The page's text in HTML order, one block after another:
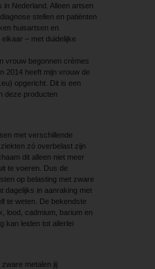
in Nederland. Alleen artsen
stellen en patiënten
huisartsen en
– met duidelijke
vrouw begonnen crèmes
2014 heeft mijn vrouw de
opgericht. Dit is een
deze producten
met verschillende
zó overbelast zijn
dit alleen niet meer
te voeren. Dus de
op belasting met zware
dagelijks in aanraking met
te weten. De bekendste
lood, cadmium, barium en
kan leiden tot allerlei
metalen jij